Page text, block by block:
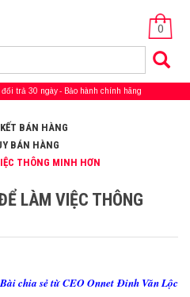
0
trả 30 ngày Bảo hành chính hãng
BÁN HÀNG
BÁN HÀNG
THÔNG MINH HƠN
LÀM VIỆC THÔNG
Bài chia sẻ từ CEO Onnet Đinh Văn Lộc